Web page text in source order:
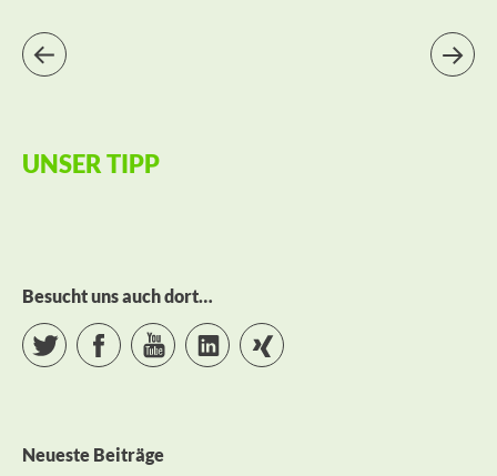
UNSER TIPP
Besucht uns auch dort…
Twitter FacebookYouTubeLinkedInXing
Neueste Beiträge